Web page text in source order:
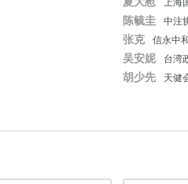
上海
陈毓圭 中注
张克 信永中
吴安妮 台湾
胡少先 天健